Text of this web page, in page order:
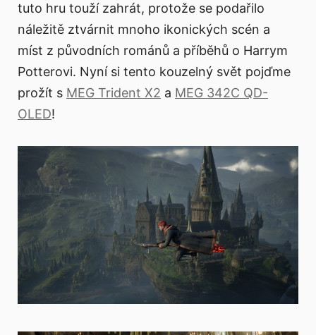
tuto hru touží zahrát, protože se podařilo
náležitě ztvárnit mnoho ikonických scén a
míst z původních románů a příběhů o Harrym
Potterovi. Nyní si tento kouzelný svět pojďme
prožít s MEG Trident X2 a MEG 342C QD-
OLED!